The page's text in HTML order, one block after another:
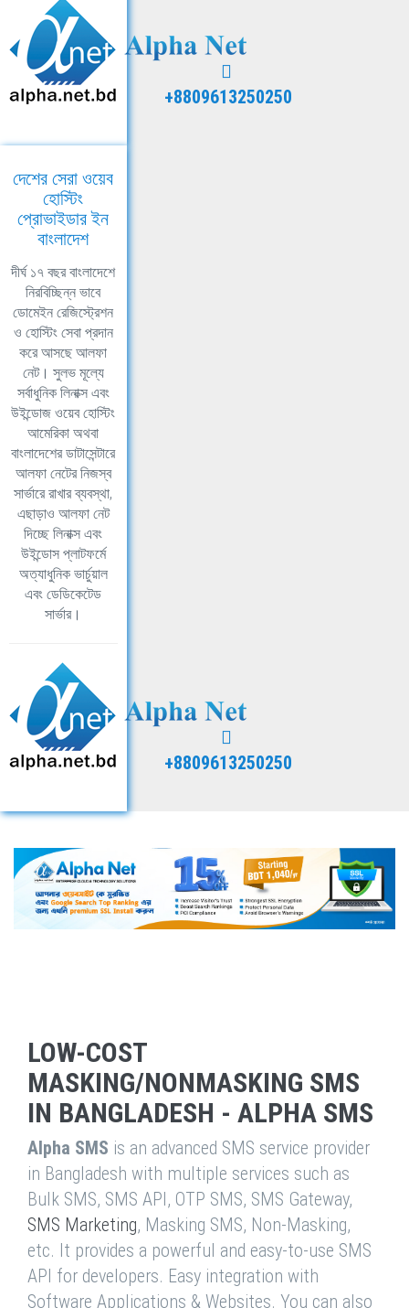
+8809613250250
দেশের সেরা ওয়েব
হোস্টিং
প্রোভাইডার ইন
বাংলাদেশ
দীর্ঘ ১৭ বছর বাংলাদেশে
নিরবিচ্ছিন্ন ভাবে
ডোমেইন রেজিস্ট্রেশন
ও হোস্টিং সেবা প্রদান
করে আসছে আলফা
নেট। সুলভ মূল্যে
সর্বাধুনিক লিনাক্স এবং
উইন্ডোজ ওয়েব হোস্টিং
আমেরিকা অথবা
বাংলাদেশের ডাটাসেন্টারে
আলফা নেটের নিজস্ব
সার্ভারে রাখার ব্যবস্থা,
এছাড়াও আলফা নেট
দিচ্ছে লিনাক্স এবং
উইন্ডোস প্লাটফর্মে
অত্যাধুনিক ভার্চুয়াল
এবং ডেডিকেটেড
সার্ভার।
+8809613250250
LOW-COST
MASKING/NONMASKING SMS
IN BANGLADESH - ALPHA SMS
Alpha SMS is an advanced SMS service provider
in Bangladesh with multiple services such as
Bulk SMS, SMS API, OTP SMS, SMS Gateway,
SMS Marketing, Masking SMS, Non-Masking,
etc. It provides a powerful and easy-to-use SMS
API for developers. Easy integration with
Software Applications & Websites. You can also